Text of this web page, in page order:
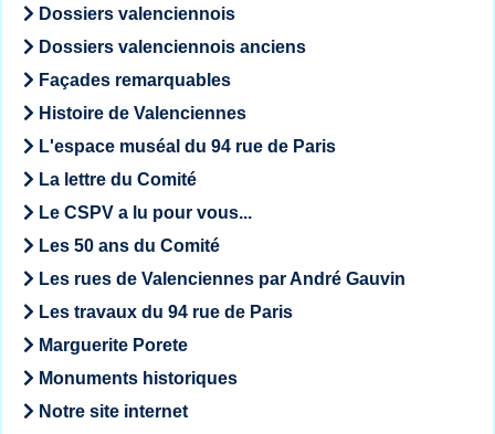
Dossiers valenciennois
Dossiers valenciennois anciens
Façades remarquables
Histoire de Valenciennes
L'espace muséal du 94 rue de Paris
La lettre du Comité
Le CSPV a lu pour vous...
Les 50 ans du Comité
Les rues de Valenciennes par André Gauvin
Les travaux du 94 rue de Paris
Marguerite Porete
Monuments historiques
Notre site internet